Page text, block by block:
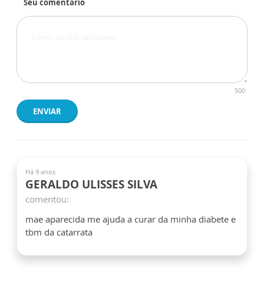
Seu comentário
500
ENVIAR
Há 9 anos
GERALDO ULISSES SILVA
comentou:
mae aparecida me ajuda a curar da minha diabete e
tbm da catarrata